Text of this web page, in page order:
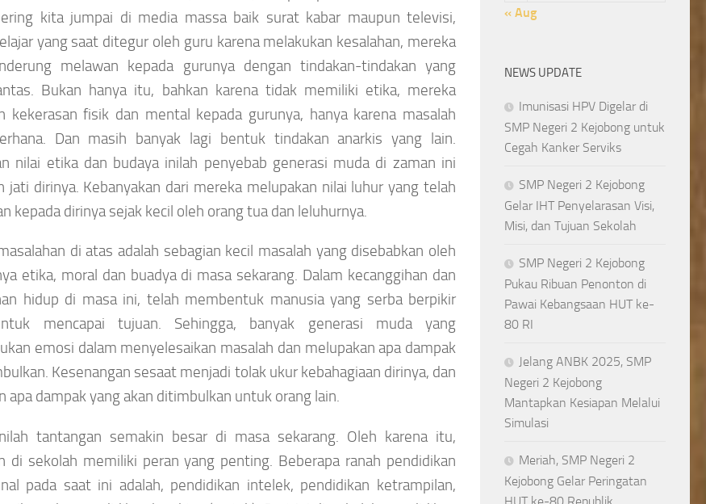
kita jumpai di media massa baik surat kabar maupun televisi,
yang saat ditegur oleh guru karena melakukan kesalahan, mereka
melawan kepada gurunya dengan tindakan-tindakan yang
Bukan hanya itu, bahkan karena tidak memiliki etika, mereka
kekerasan fisik dan mental kepada gurunya, hanya karena masalah
Dan masih banyak lagi bentuk tindakan anarkis yang lain.
nilai etika dan budaya inilah penyebab generasi muda di zaman ini
jati dirinya. Kebanyakan dari mereka melupakan nilai luhur yang telah
kepada dirinya sejak kecil oleh orang tua dan leluhurnya.
di atas adalah sebagian kecil masalah yang disebabkan oleh
etika, moral dan buadya di masa sekarang. Dalam kecanggihan dan
hidup di masa ini, telah membentuk manusia yang serba berpikir
mencapai tujuan. Sehingga, banyak generasi muda yang
emosi dalam menyelesaikan masalah dan melupakan apa dampak
Kesenangan sesaat menjadi tolak ukur kebahagiaan dirinya, dan
apa dampak yang akan ditimbulkan untuk orang lain.
tantangan semakin besar di masa sekarang. Oleh karena itu,
di sekolah memiliki peran yang penting. Beberapa ranah pendidikan
pada saat ini adalah, pendidikan intelek, pendidikan ketrampilan,
« Aug
NEWS UPDATE
Imunisasi HPV Digelar di
SMP Negeri 2 Kejobong untuk
Cegah Kanker Serviks
SMP Negeri 2 Kejobong
Gelar IHT Penyelarasan Visi,
Misi, dan Tujuan Sekolah
SMP Negeri 2 Kejobong
Pukau Ribuan Penonton di
Pawai Kebangsaan HUT ke-
80 RI
Jelang ANBK 2025, SMP
Negeri 2 Kejobong
Mantapkan Kesiapan Melalui
Simulasi
Meriah, SMP Negeri 2
Kejobong Gelar Peringatan
HUT ke-80 Republik